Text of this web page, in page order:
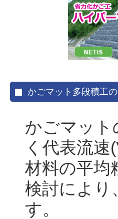
かごマット多段積工
かごマット
く代表流
材料の平均
検討により
す。